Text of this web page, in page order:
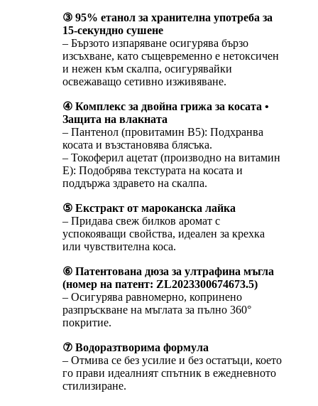
③ 95% етанол за хранителна употреба за
15-секундно сушене
– Бързото изпаряване осигурява бързо
изсъхване, като същевременно е нетоксичен
и нежен към скалпа, осигурявайки
освежаващо сетивно изживяване.
④ Комплекс за двойна грижа за косата •
Защита на влакната
– Пантенол (провитамин B5): Подхранва
косата и възстановява блясъка.
– Токоферил ацетат (производно на витамин
Е): Подобрява текстурата на косата и
поддържа здравето на скалпа.
⑤ Екстракт от мароканска лайка
– Придава свеж билков аромат с
успокояващи свойства, идеален за крехка
или чувствителна коса.
⑥ Патентована дюза за ултрафина мъгла
(номер на патент: ZL2023300674673.5)
– Осигурява равномерно, копринено
разпръскване на мъглата за пълно 360°
покритие.
⑦ Водоразтворима формула
– Отмива се без усилие и без остатъци, което
го прави идеалният спътник в ежедневното
стилизиране.